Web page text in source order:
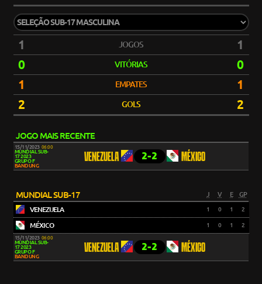
1 JOGOS
1
0
VITÓRIAS
0
1
EMPATES
1
2
GOLS 2
JOGO MAIS RECENTE
15/11/2023 06:00
MUNDIAL SUB-
17 2023
GRUPO F
BANDUNG
VENEZUELA 2-2 MÉXICO
MUNDIAL SUB-17 J V E GP
VENEZUELA 1 0 1 2
MÉXICO 1 0 1 2
15/11/2023 06:00
MUNDIAL SUB-
17 2023
GRUPO F
BANDUNG
VENEZUELA 2-2 MÉXICO